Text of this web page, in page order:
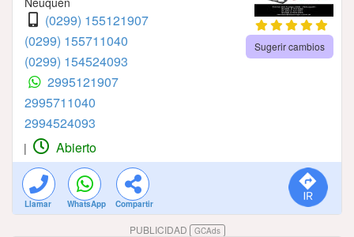
(0299) 155121907
(0299) 155711040
(0299) 154524093
2995121907
2995711040
2994524093
Sugerir cambios
| Abierto
Llamar WhatsApp Compartir
PUBLICIDAD GCAds